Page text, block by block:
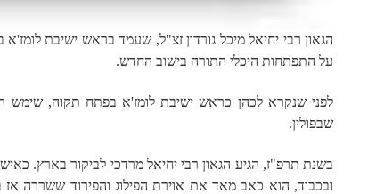
הגאון רבי יחיאל מיכל גורדון זצ"ל, שעמד בראש ישיבת
על התפתחות היכלי התורה בישוב החדש.
לפני שנקרא לכהן כראש ישיבת לומז'א בפתח תקוה, שימש
שבפולין.
בשנת תרפ"ז, הגיע הגאון רבי יחיאל מרדכי לביקור בארץ.
ובכבוד, הוא כאב מאד את אוירת הפילוג והפירוד ששררה